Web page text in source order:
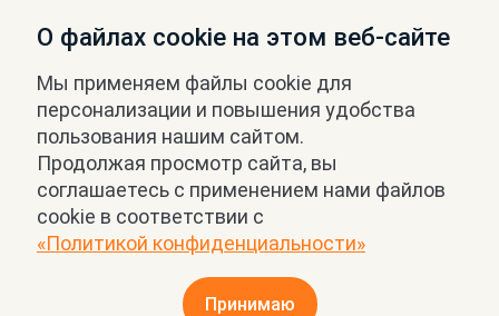
О файлах cookie на этом веб-сайте
Мы применяем файлы cookie для
персонализации и повышения удобства
пользования нашим сайтом.
Продолжая просмотр сайта, вы
соглашаетесь с применением нами файлов
cookie в соответствии с
«Политикой конфиденциальности»
Принимаю